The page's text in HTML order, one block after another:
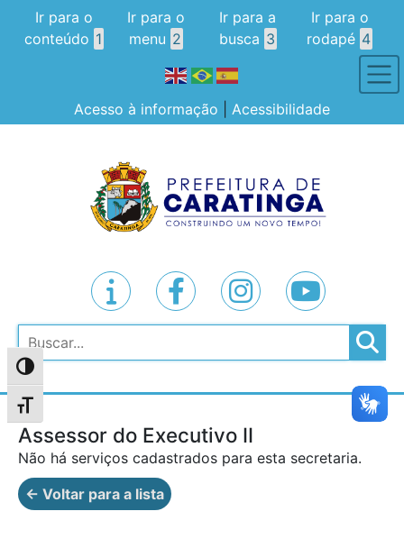
Alternar alto contraste
Alternar tamanho da fonte
Ir para o
conteúdo 1
Ir para o
menu 2
Ir para a
busca 3
Ir para o
rodapé 4
Acesso à informação Acessibilidade
Pesquisar
Assessor do Executivo II
Não há serviços cadastrados para esta secretaria.
← Voltar para a lista